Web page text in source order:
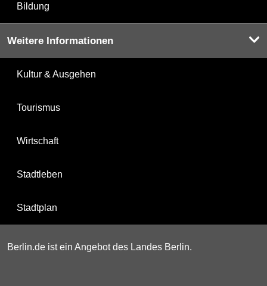
Bildung
Weitere Informationen
Kultur & Ausgehen
Tourismus
Wirtschaft
Stadtleben
Stadtplan
Berlin.de ist ein Angebot des Landes Berlin.